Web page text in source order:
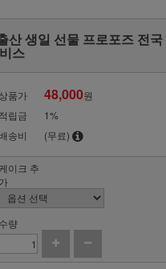
산 생일 선물 프로포즈 전국
스
상품가 48,000원
적립금
1%
송비
(무료)
케이크 추
가
수량